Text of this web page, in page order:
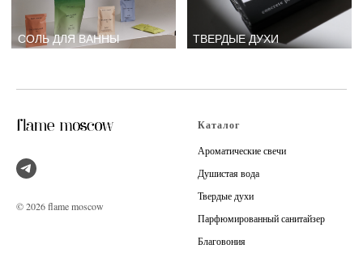
© 2026 flame moscow
Каталог
Ароматические свечи
Душистая вода
Твердые духи
Парфюмированный санитайзер
Благовония